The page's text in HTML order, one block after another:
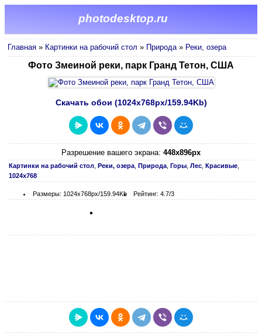
photodesktop.ru
Главная » Картинки на рабочий стол » Природа» Реки, озера
Фото Змеиной реки, парк Гранд Тетон, США
Скачать обои (1024х768px/159.94Kb)
Разрешение вашего экрана: 448x896px
Картинки на рабочий стол Реки, озера Природа Горы Лес Красивые
1024х768
Размеры: 1024х768px/159.94Kb Рейтинг: 4.7/3